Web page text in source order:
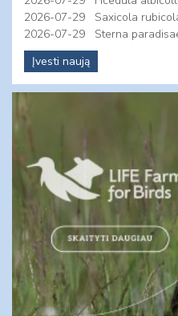
2026-07-29
Saxicola
2026-07-29
Sterna
Įvesti naują